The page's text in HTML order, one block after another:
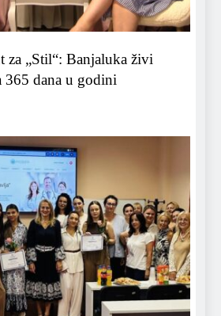
za „Stil“: Banjaluka živi
dana u godini